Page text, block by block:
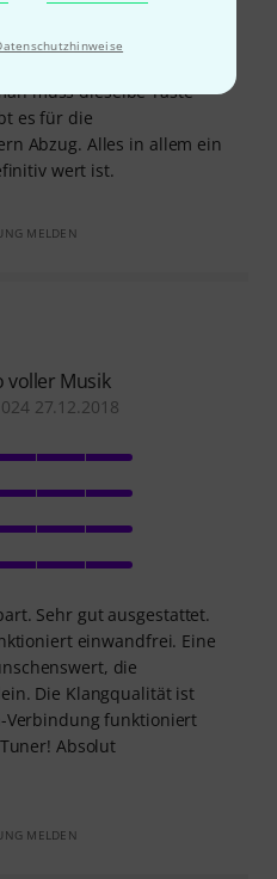
kann. Das spart
kleiner Nachteil: Man
DAB+/FM/BT-
muss dieselbe Taste
es für die
Abzug. Alles in allem ein
wert ist.
MELDEN
voller Musik
27.12.2018
Sehr gut ausgestattet.
einwandfrei. Eine
die
Die Klangqualität ist
Verbindung funktioniert
Absolut
MELDEN